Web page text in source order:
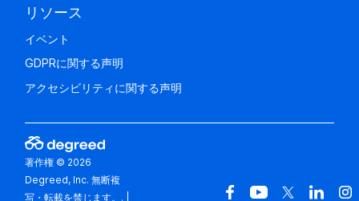
リソース
イベント
GDPRに関する声明
アクセシビリティに関する声明
著作権 © 2026
Degreed, Inc. 無断複
写・転載を禁じます。.